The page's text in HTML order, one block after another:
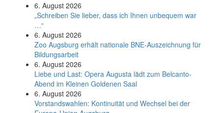
6. August 2026
„Schreiben Sie lieber, dass ich Ihnen unbequem war
…“
6. August 2026
Zoo Augsburg erhält nationale BNE-Auszeichnung für
Bildungsarbeit
6. August 2026
Liebe und Last: Opera Augusta lädt zum Belcanto-
Abend im Kleinen Goldenen Saal
6. August 2026
Vorstandswahlen: Kontinuität und Wechsel bei der